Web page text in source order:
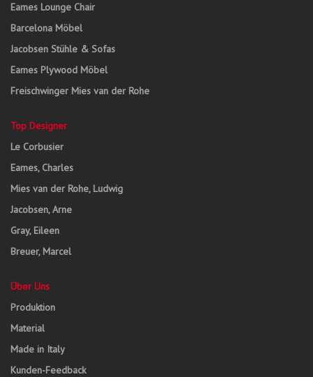
Eames Lounge Chair
Barcelona Möbel
Jacobsen Stühle & Sofas
Eames Plywood Möbel
Freischwinger Mies van der Rohe
Top Designer
Le Corbusier
Eames, Charles
Mies van der Rohe, Ludwig
Jacobsen, Arne
Gray, Eileen
Breuer, Marcel
Über Uns
Produktion
Material
Made in Italy
Kunden-Feedback